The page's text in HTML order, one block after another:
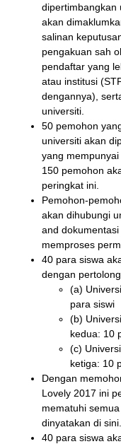
dipertimbangkan
akan
salinan
pengakuan sah
pendaftar yang
atau institusi
dengannya),
universiti.
50 pemohon
universiti akan
yang
150 pemohon
peringkat ini.
Pemohon-
akan dihubungi
and
memproses
40 para siswa
dengan
(a)
para siswi
(b)
kedua: 10
(c)
ketiga: 10
Dengan
Lovely 2017 ini
mematuhi
dinyatakan di sini.
40 para siswa